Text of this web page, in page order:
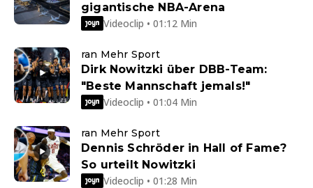
gigantische NBA-Arena
Videoclip • 01:12 Min
ran Mehr Sport
Dirk Nowitzki über DBB-Team:
"Beste Mannschaft jemals!"
Videoclip • 01:04 Min
ran Mehr Sport
Dennis Schröder in Hall of Fame?
So urteilt Nowitzki
Videoclip • 01:28 Min